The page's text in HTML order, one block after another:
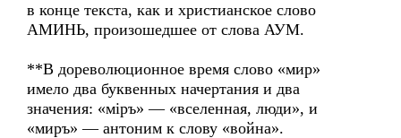
в конце текста, как и христианское слово
АМИНЬ, произошедшее от слова АУМ.
**В дореволюционное время слово «мир»
имело два буквенных начертания и два
значения: «мiръ» — «вселенная, люди», и
«миръ» — антоним к слову «война».